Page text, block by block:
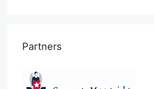
Partners